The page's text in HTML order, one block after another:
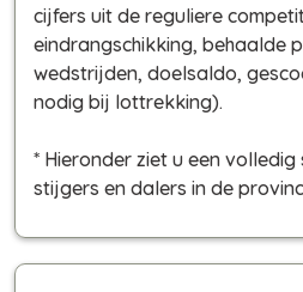
cijfers uit de reguliere
eindrangschikking, behaalde
wedstrijden, doelsaldo,
nodig bij lottrekking).
* Hieronder ziet u een
stijgers en dalers in de